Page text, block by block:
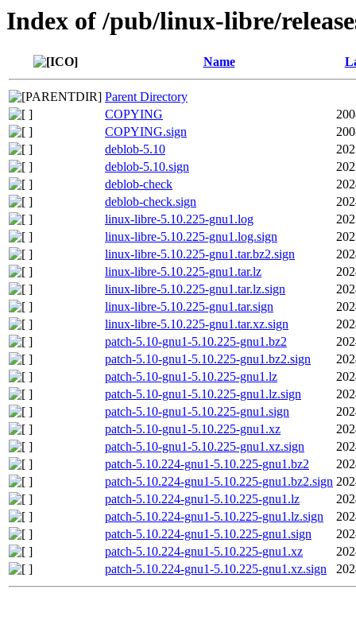
Index of /pub/linux-libre/
Name
Parent Directory
COPYING
COPYING.sign
deblob-5.10
deblob-5.10.sign
deblob-check
deblob-check.sign
linux-libre-5.10.225-gnu1.log
linux-libre-5.10.225-gnu1.log.sign
linux-libre-5.10.225-gnu1.tar.bz2.sign
linux-libre-5.10.225-gnu1.tar.lz
linux-libre-5.10.225-gnu1.tar.lz.sign
linux-libre-5.10.225-gnu1.tar.sign
linux-libre-5.10.225-gnu1.tar.xz.sign
patch-5.10-gnu1-5.10.225-gnu1.bz2
patch-5.10-gnu1-5.10.225-gnu1.bz2.sign
patch-5.10-gnu1-5.10.225-gnu1.lz
patch-5.10-gnu1-5.10.225-gnu1.lz.sign
patch-5.10-gnu1-5.10.225-gnu1.sign
patch-5.10-gnu1-5.10.225-gnu1.xz
patch-5.10-gnu1-5.10.225-gnu1.xz.sign
patch-5.10.224-gnu1-5.10.225-gnu1.bz2
patch-5.10.224-gnu1-5.10.225-gnu1.bz2.sign
patch-5.10.224-gnu1-5.10.225-gnu1.lz
patch-5.10.224-gnu1-5.10.225-gnu1.lz.sign
patch-5.10.224-gnu1-5.10.225-gnu1.sign
patch-5.10.224-gnu1-5.10.225-gnu1.xz
patch-5.10.224-gnu1-5.10.225-gnu1.xz.sign